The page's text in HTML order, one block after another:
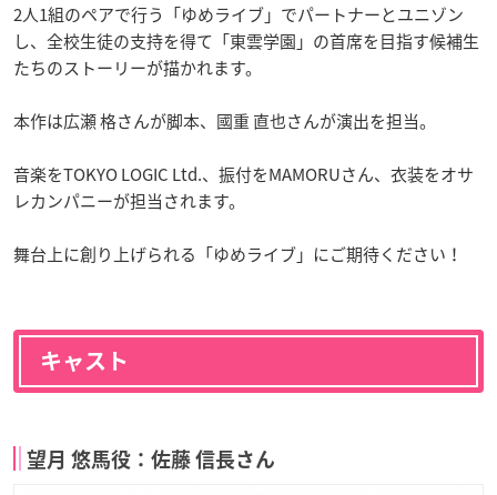
2人1組のペアで行う「ゆめライブ」でパートナーとユニゾン
し、全校生徒の支持を得て「東雲学園」の首席を目指す候補生
たちのストーリーが描かれます。
本作は広瀬 格さんが脚本、國重 直也さんが演出を担当。
音楽をTOKYO LOGIC Ltd.、振付をMAMORUさん、衣装をオサ
レカンパニーが担当されます。
舞台上に創り上げられる「ゆめライブ」にご期待ください！
キャスト
望月 悠馬役：佐藤 信長さん